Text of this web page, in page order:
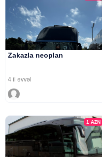
Zakazla neoplan
4 il əvvəl
1AZN